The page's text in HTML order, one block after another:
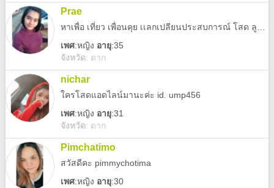
Prae
เพศ:หญิง อายุ:35
จังหวัด: ตาก
nichar
ใครโสดแอดไลน์มานะค่ะ id. ump456
เพศ:หญิง อายุ:31
จังหวัด: ตาก
Pimchatimo
สวัสดีคะ pimmychotima
เพศ:หญิง อายุ:30